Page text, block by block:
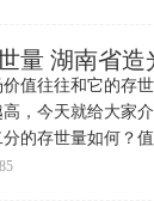
量 湖南省造
往往和它的存世
，今天就给大家
的存世量如何？